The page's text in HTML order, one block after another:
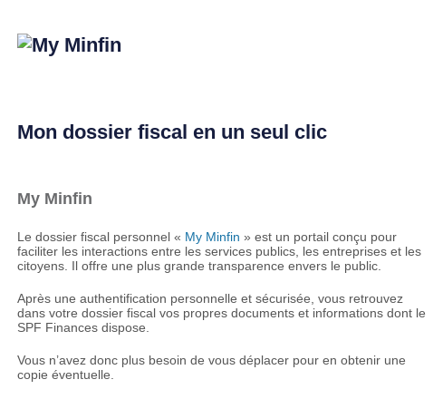
Mon dossier fiscal en un seul clic
My Minfin
Le dossier fiscal personnel « My Minfin » est un portail conçu pour
faciliter les interactions entre les services publics, les entreprises et les
citoyens. Il offre une plus grande transparence envers le public.
Après une authentification personnelle et sécurisée, vous retrouvez
dans votre dossier fiscal vos propres documents et informations dont le
SPF Finances dispose.
Vous n’avez donc plus besoin de vous déplacer pour en obtenir une
copie éventuelle.